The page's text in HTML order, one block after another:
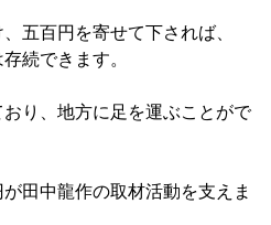
五百円を寄せて下されば、
続できます。
り、地方に足を運ぶことがで
田中龍作の取材活動を支えま